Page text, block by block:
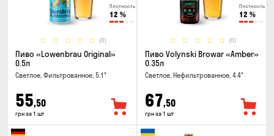
Плотность
12 %
(0)
Пиво «Lowenbrau Original»
0.5л
Светлое, Фильтрованное, 5.1°
55,50
грн за 1 шт
Плотность
12 %
(0)
Пиво Volynski Browar «Amber»
0.35л
Светлое, Нефильтрованное, 4.4°
67,50
грн за 1 шт